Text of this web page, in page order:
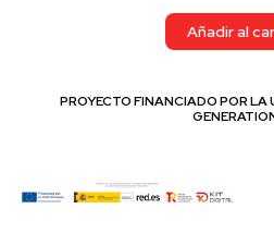
Añadir al
PROYECTO FINANCIADO POR LA